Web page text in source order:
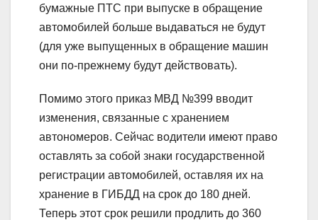
бумажные ПТС при выпуске в обращение
автомобилей больше выдаваться не будут
(для уже выпущенных в обращение машин
они по-прежнему будут действовать).
Помимо этого приказ МВД №399 вводит
изменения, связанные с хранением
автономеров. Сейчас водители имеют право
оставлять за собой знаки государственной
регистрации автомобилей, оставляя их на
хранение в ГИБДД на срок до 180 дней.
Теперь этот срок решили продлить до 360